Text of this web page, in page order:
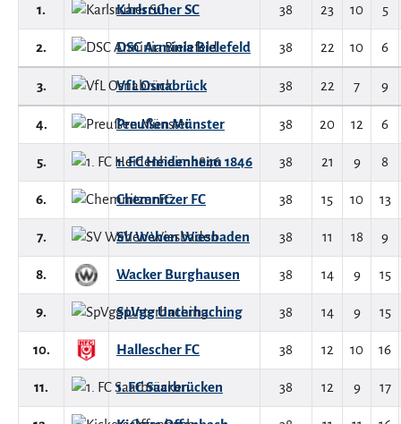
1. Karlsruher SC 38 23 10 5
2. DSC Arminia Bielefeld 38 22 10 6
3. VfL Osnabrück 38 22 7 9
4. Preußen Münster 38 20 12 6
5. 1. FC Heidenheim 1846 38 21 9 8
6. Chemnitzer FC 38 15 10 13
7. SV Wehen Wiesbaden 38 11 18 9
8. Wacker Burghausen 38 14 9 15
9. SpVgg Unterhaching 38 14 9 15
10. Hallescher FC 38 12 10 16
11. 1. FC Saarbrücken 38 12 9 17